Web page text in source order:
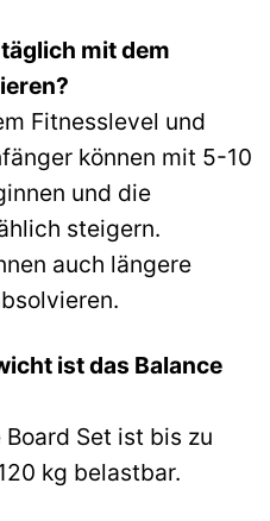
mit dem
Fitnesslevel und
können mit 5-10
und die
steigern.
auch längere
ist das Balance
Set ist bis zu
kg belastbar.